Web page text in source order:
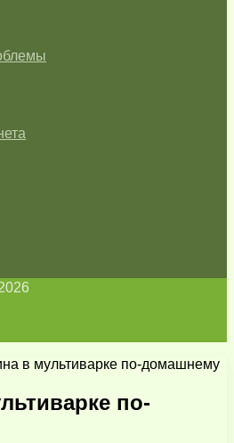
в мультиварке по-домашнему
по-